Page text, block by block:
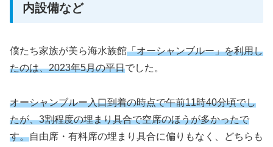
内設備など
僕たち家族が美ら海水族館「オーシャンブルー」を利用し
たのは、2023年5月の平日でした。
オーシャンブルー入口到着の時点で午前11時40分頃でし
たが、3割程度の埋まり具合で空席のほうが多かったで
す。自由席・有料席の埋まり具合に偏りもなく、どちらも